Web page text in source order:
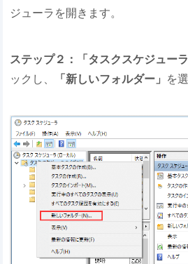
ジューラを開きます。
ステップ２：「タスクスケジュー
ックし、
「新しいフォルダー」 を